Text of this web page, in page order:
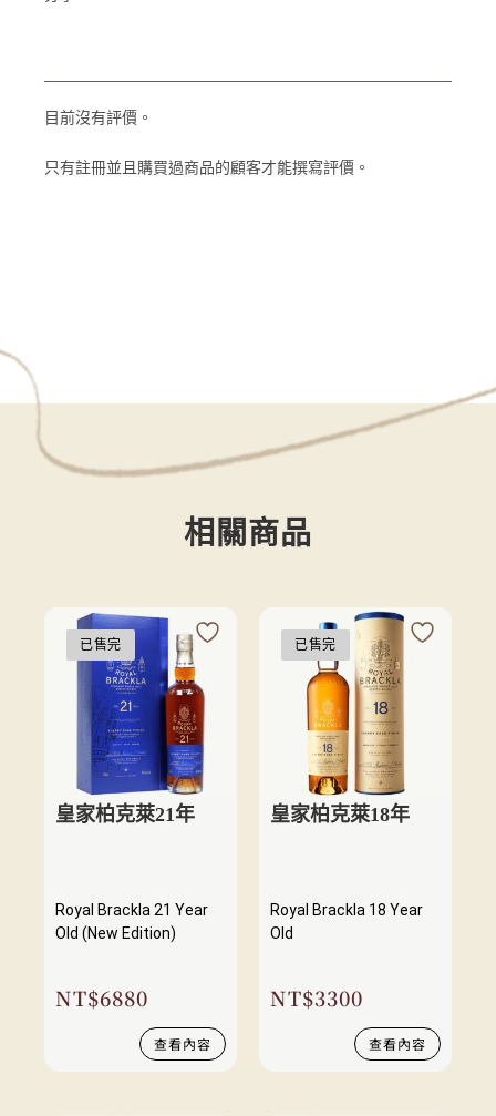
目前沒有評價。
只有註冊並且購買過商品的顧客才能撰寫評價。
相關商品
已售完
皇家柏克萊21年
Royal Brackla 21 Year
Old (New Edition)
NT$6880
查看內容
已售完
皇家柏克萊18年
Royal Brackla 18 Year
Old
NT$3300
查看內容